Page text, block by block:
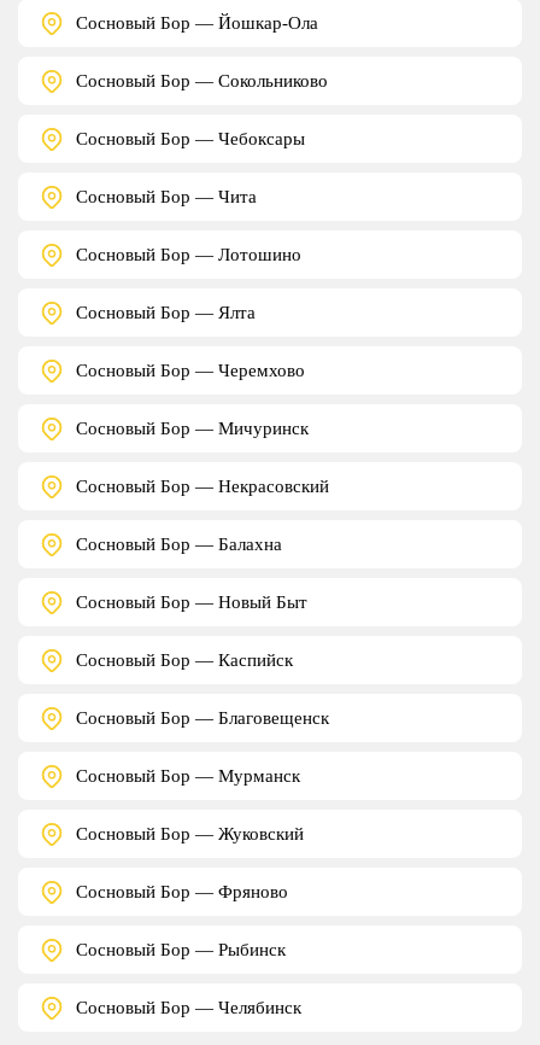
Сосновый Бор — Йошкар-Ола
Сосновый Бор — Сокольниково
Сосновый Бор — Чебоксары
Сосновый Бор — Чита
Сосновый Бор — Лотошино
Сосновый Бор — Ялта
Сосновый Бор — Черемхово
Сосновый Бор — Мичуринск
Сосновый Бор — Некрасовский
Сосновый Бор — Балахна
Сосновый Бор — Новый Быт
Сосновый Бор — Каспийск
Сосновый Бор — Благовещенск
Сосновый Бор — Мурманск
Сосновый Бор — Жуковский
Сосновый Бор — Фряново
Сосновый Бор — Рыбинск
Сосновый Бор — Челябинск